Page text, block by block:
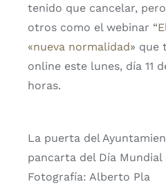
tenido que cancelar,
otros como el webinar “
«nueva normalidad» que
online este lunes, día 11
horas.
La puerta del
pancarta del Día
Fotografía: Alberto Pla